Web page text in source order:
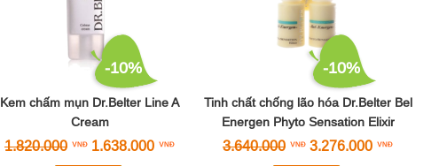
-10%
Kem chấm mụn Dr.Belter Line A
Cream
1.820.000 1.638.000
-10%
Tinh chất chống lão hóa Dr.Belter Bel
Energen Phyto Sensation Elixir
3.640.000 3.276.000